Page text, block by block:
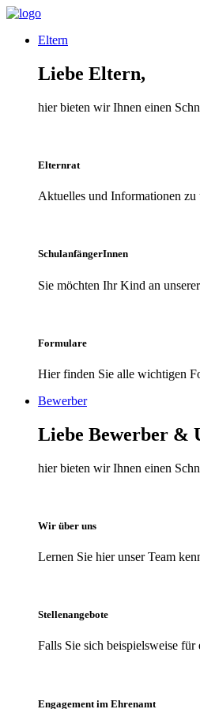
Eltern
Liebe Eltern,
hier bieten wir Ihnen einen
Elternrat
Aktuelles und Informationen zu
SchulanfängerInnen
Sie möchten Ihr Kind an
Formulare
Hier finden Sie alle wichtigen
Bewerber
Liebe Bewerber &
hier bieten wir Ihnen einen
Wir über uns
Lernen Sie hier unser Team
Stellenangebote
Falls Sie sich beispielsweise
Engagement im Ehrenamt